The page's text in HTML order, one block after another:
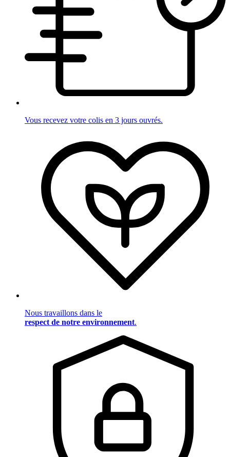
Vous recevez votre colis en 3 jours ouvrés.
Nous travaillons dans le
respect de notre environnement.